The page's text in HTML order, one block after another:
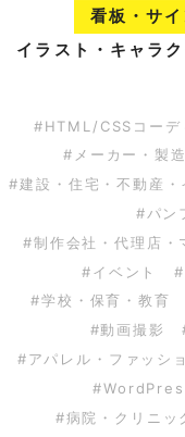
看板・サイ
イラスト・キャラ
#HTML/CSSコーデ
#メーカー・製
#建設・住宅・不動産・
#パン
#制作会社・代理店・
#イベント
#学校・保育・教育
#動画撮影
#アパレル・ファッシ
#病院・クリニッ